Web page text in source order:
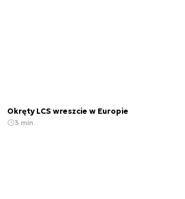
Okręty LCS wreszcie w Europie
3 min.